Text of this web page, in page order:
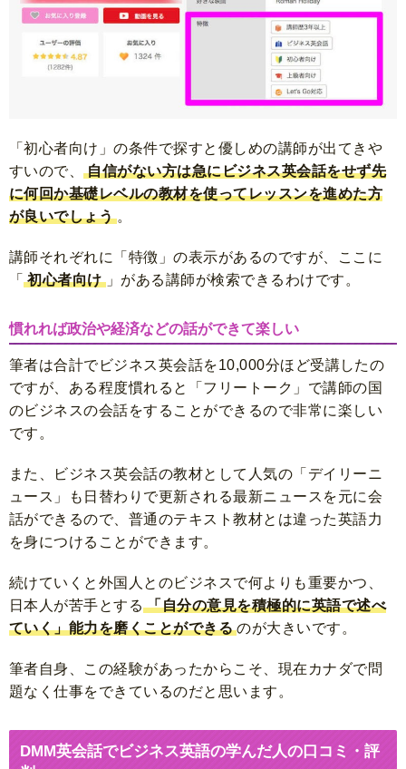
「初心者向け」の条件で探すと優しめの講師が出てきや
すいので、 自信がない方は急にビジネス英会話をせず先
に何回か基礎レベルの教材を使ってレッスンを進めた方
が良いでしょう 。
講師それぞれに「特徴」の表示があるのですが、ここに
「 初心者向け 」がある講師が検索できるわけです。
慣れれば政治や経済などの話ができて楽しい
筆者は合計でビジネス英会話を10,000分ほど受講したの
ですが、ある程度慣れると「フリートーク」で講師の国
のビジネスの会話をすることができるので非常に楽しい
です。
また、ビジネス英会話の教材として人気の「デイリーニ
ュース」も日替わりで更新される最新ニュースを元に会
話ができるので、普通のテキスト教材とは違った英語力
を身につけることができます。
続けていくと外国人とのビジネスで何よりも重要かつ、
日本人が苦手とする 「自分の意見を積極的に英語で述べ
ていく」能力を磨くことができる のが大きいです。
筆者自身、この経験があったからこそ、現在カナダで問
題なく仕事をできているのだと思います。
DMM英会話でビジネス英語の学んだ人の口コミ・評